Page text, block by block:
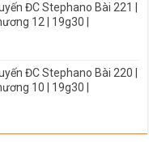
ĐC Stephano Bài 221 |
12 | 19g30 |
ĐC Stephano Bài 220 |
10 | 19g30 |